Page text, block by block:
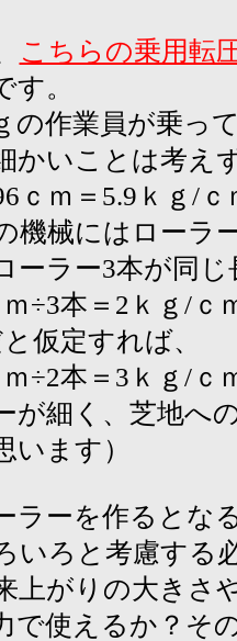
こちらの乗用転
す。
の作業員が乗っ
かいことは考え
ｃｍ＝5.9ｋｇ/
機械にはローラ
ーラー3本が同
÷3本＝2ｋｇ/ｃ
仮定すれば、
÷2本＝3ｋｇ/ｃ
が細く、芝地へ
います）
ラーを作るとな
いろと考慮する
上がりの大きさ
で使えるか？そ